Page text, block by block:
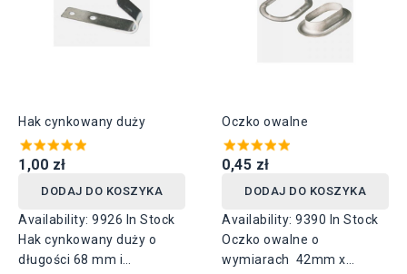
Hak cynkowany duży
1,00 zł
DODAJ DO KOSZYKA
Availability: 9926 In Stock
Hak cynkowany duży o
długości 68 mm i
Oczko owalne
0,45 zł
DODAJ DO KOSZYKA
Availability: 9390 In Stock
Oczko owalne o
wymiarach 42mm x